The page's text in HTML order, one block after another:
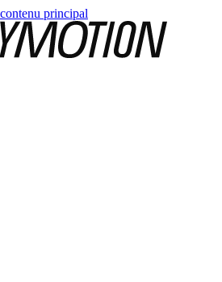
principal